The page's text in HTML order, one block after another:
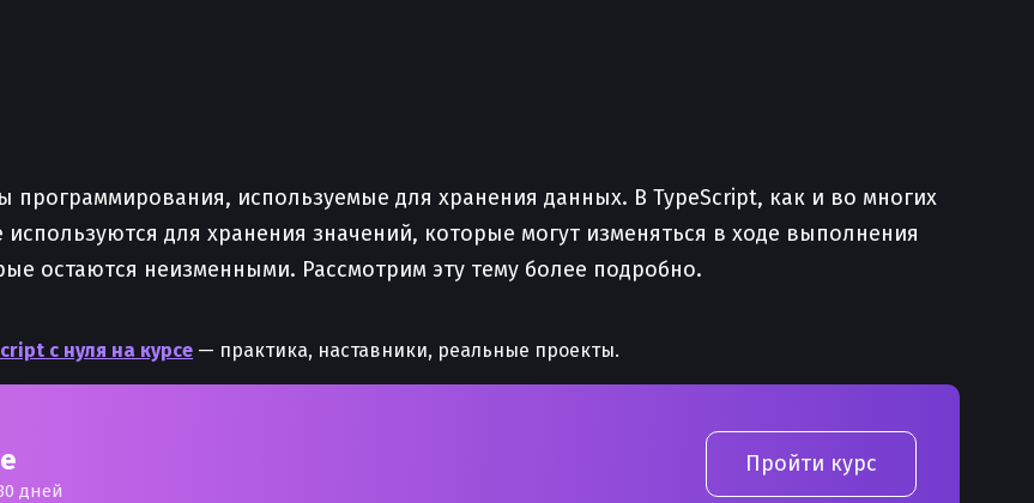
используемые для хранения данных. В TypeScript, как и во многих
для хранения значений, которые могут изменяться в ходе выполнения
остаются неизменными. Рассмотрим эту тему более подробно.
с нуля на курсе — практика, наставники, реальные проекты.
дней
Пройти курс